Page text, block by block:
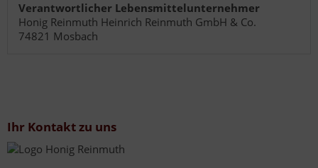
Verantwortlicher Lebensmittelunternehmer
Honig Reinmuth Heinrich Reinmuth GmbH & Co.
74821 Mosbach
Ihr Kontakt zu uns